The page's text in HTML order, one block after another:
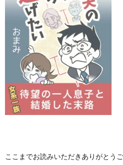
ここまでお読みいただきありがとう